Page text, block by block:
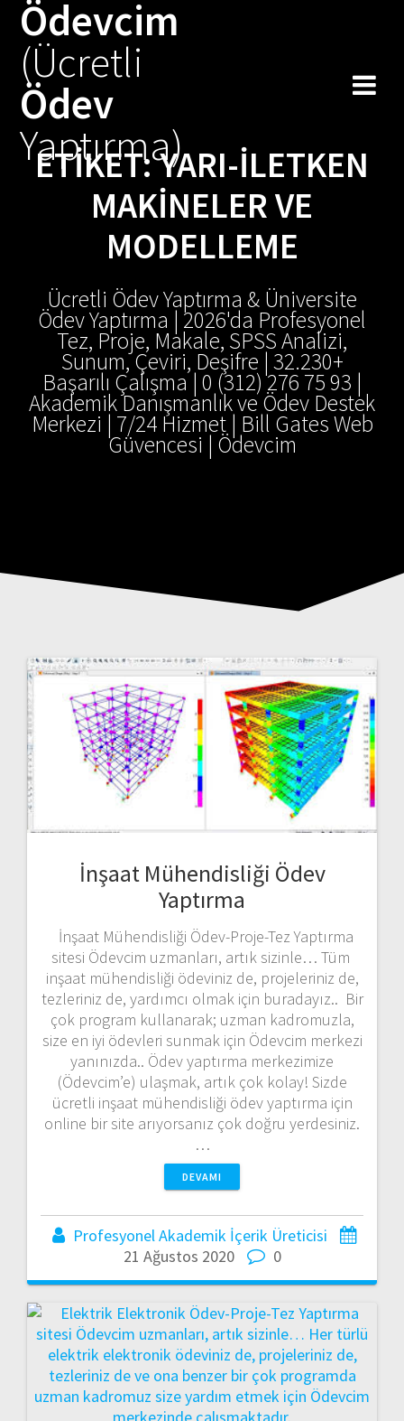
Ödevcim
(Ücretli
Ödev
Yaptırma)
ETIKET:YARI-İLETKEN
MAKINELER VE
MODELLEME
Ücretli Ödev Yaptırma & Üniversite
Ödev Yaptırma | 2026'da Profesyonel
Tez, Proje, Makale, SPSS Analizi,
Sunum, Çeviri, Deşifre | 32.230+
Başarılı Çalışma | 0 (312) 276 75 93 |
Akademik Danışmanlık ve Ödev Destek
Merkezi | 7/24 Hizmet | Bill Gates Web
Güvencesi | Ödevcim
İnşaat Mühendisliği Ödev
Yaptırma
İnşaat Mühendisliği Ödev-Proje-Tez Yaptırma
sitesi Ödevcim uzmanları, artık sizinle… Tüm
inşaat mühendisliği ödeviniz de, projeleriniz de,
tezleriniz de, yardımcı olmak için buradayız.. Bir
çok program kullanarak; uzman kadromuzla,
size en iyi ödevleri sunmak için Ödevcim merkezi
yanınızda.. Ödev yaptırma merkezimize
(Ödevcim’e) ulaşmak, artık çok kolay! Sizde
ücretli inşaat mühendisliği ödev yaptırma için
online bir site arıyorsanız çok doğru yerdesiniz.
…
DEVAMI
Profesyonel Akademik İçerik Üreticisi
21 Ağustos 2020
0